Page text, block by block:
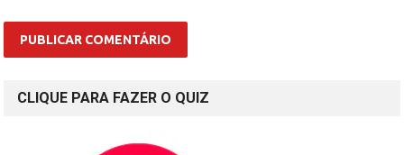
CLIQUE PARA FAZER O QUIZ